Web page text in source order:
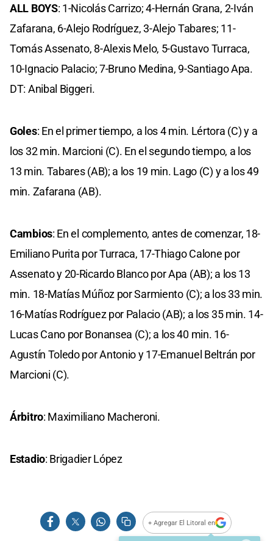
ALL BOYS: 1-Nicolás Carrizo; 4-Hernán Grana, 2-Iván
Zafarana, 6-Alejo Rodríguez, 3-Alejo Tabares; 11-
Tomás Assenato, 8-Alexis Melo, 5-Gustavo Turraca,
10-Ignacio Palacio; 7-Bruno Medina, 9-Santiago Apa.
DT: Anibal Biggeri.
Goles: En el primer tiempo, a los 4 min. Lértora (C) y a
los 32 min. Marcioni (C). En el segundo tiempo, a los
13 min. Tabares (AB); a los 19 min. Lago (C) y a los 49
min. Zafarana (AB).
Cambios: En el complemento, antes de comenzar, 18-
Emiliano Purita por Turraca, 17-Thiago Calone por
Assenato y 20-Ricardo Blanco por Apa (AB); a los 13
min. 18-Matías Múñoz por Sarmiento (C); a los 33 min.
16-Matías Rodríguez por Palacio (AB); a los 35 min. 14-
Lucas Cano por Bonansea (C); a los 40 min. 16-
Agustín Toledo por Antonio y 17-Emanuel Beltrán por
Marcioni (C).
Árbitro: Maximiliano Macheroni.
Estadio: Brigadier López
+ Agregar El Litoral en